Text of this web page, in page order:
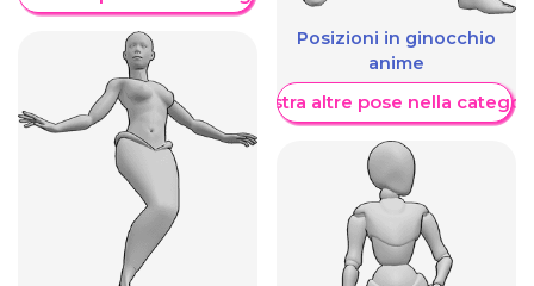
Posizioni in ginocchio
anime
Mostra altre pose nella